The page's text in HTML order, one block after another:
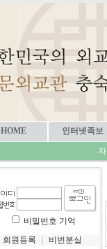
HOME 인터넷족보
비밀번호 기억
회원등록
비번분실